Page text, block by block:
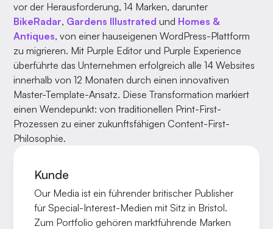
vor der Herausforderung, 14 Marken, darunter
BikeRadar, Gardens Illustrated und Homes &
Antiques, von einer hauseigenen WordPress-Plattform
zu migrieren. Mit Purple Editor und Purple Experience
überführte das Unternehmen erfolgreich alle 14 Websites
innerhalb von 12 Monaten durch einen innovativen
Master-Template-Ansatz. Diese Transformation markiert
einen Wendepunkt: von traditionellen Print-First-
Prozessen zu einer zukunftsfähigen Content-First-
Philosophie.
Kunde
Our Media ist ein führender britischer Publisher
für Special-Interest-Medien mit Sitz in Bristol.
Zum Portfolio gehören marktführende Marken